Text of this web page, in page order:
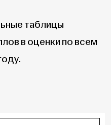
таблицы
в оценки по всем